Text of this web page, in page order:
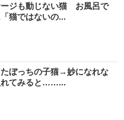
ージも動じない猫 お風呂で
猫ではないの...
ぼっちの子猫→妙になれな
れてみると……...